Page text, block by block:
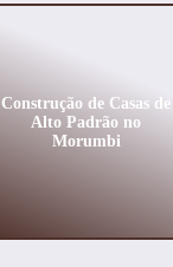
Construção de Casas de
Alto Padrão no
Morumbi